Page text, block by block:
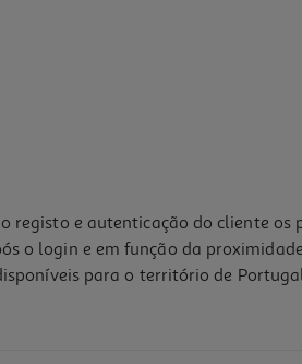
e autenticação do cliente os
o login e em função da
para o território de